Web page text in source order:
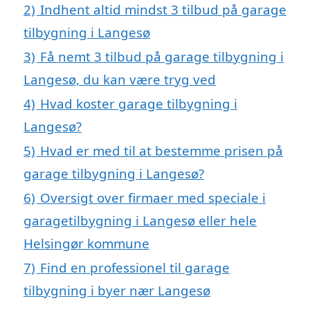
2) Indhent altid mindst 3 tilbud på garage
tilbygning i Langesø
3) Få nemt 3 tilbud på garage tilbygning i
Langesø, du kan være tryg ved
4) Hvad koster garage tilbygning i
Langesø?
5) Hvad er med til at bestemme prisen på
garage tilbygning i Langesø?
6) Oversigt over firmaer med speciale i
garagetilbygning i Langesø eller hele
Helsingør kommune
7) Find en professionel til garage
tilbygning i byer nær Langesø